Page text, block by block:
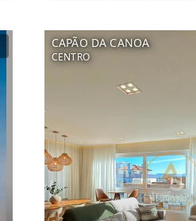
CAPÃO DA CANOA
CENTRO